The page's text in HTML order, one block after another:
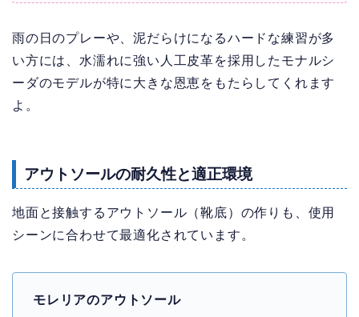
雨の日のプレーや、泥だらけになるハードな練習が多
い方には、水濡れに強い人工皮革を採用したモナルシ
ーダのモデルが特に大きな恩恵をもたらしてくれます
よ。
アウトソールの耐久性と適正環境
地面と接触するアウトソール（靴底）の作りも、使用
シーンに合わせて最適化されています。
モレリアのアウトソール